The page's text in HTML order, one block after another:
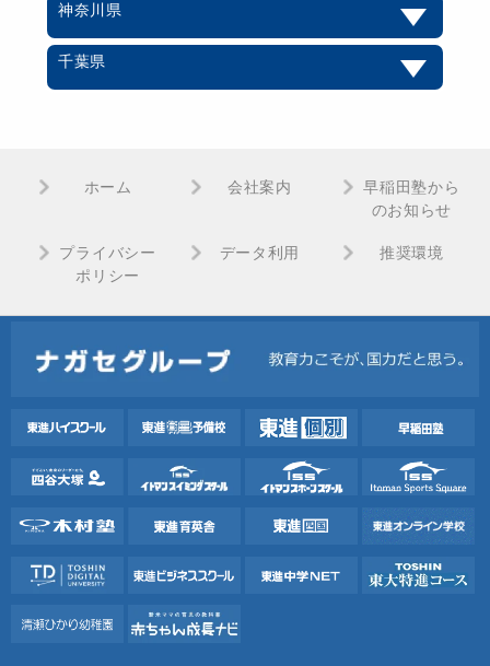
神奈川県
千葉県
ホーム 会社案内
早稲田塾から
のお知らせ
プライバシー
ポリシー
データ利用 推奨環境